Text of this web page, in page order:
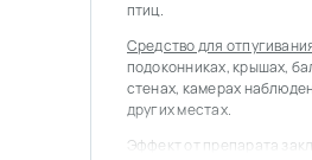
птиц.
Средство для
подоконниках, крышах,
стенах, камерах
других местах.
Эффект от препарата